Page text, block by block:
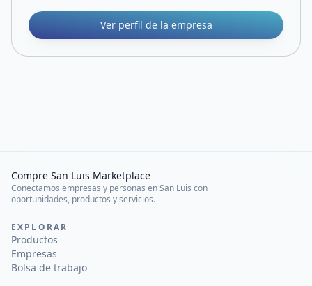
Ver perfil de la empresa
Compre San Luis Marketplace
Conectamos empresas y personas en San Luis con
oportunidades, productos y servicios.
EXPLORAR
Productos
Empresas
Bolsa de trabajo